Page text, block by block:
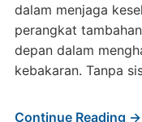
dalam menjaga
perangkat
depan dalam
kebakaran. Tanpa
Continue Reading →